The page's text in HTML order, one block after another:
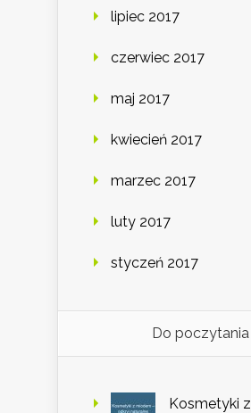
lipiec 2017
czerwiec 2017
maj 2017
kwiecień 2017
marzec 2017
luty 2017
styczeń 2017
Do poczytania
Kosmetyki z